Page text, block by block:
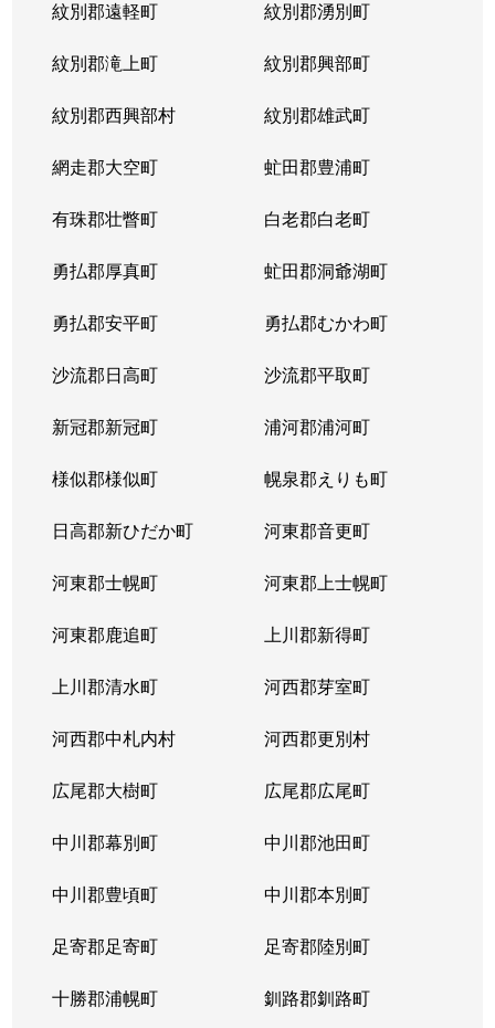
紋別郡遠軽町 紋別郡湧別町
紋別郡滝上町 紋別郡興部町
紋別郡西興部村 紋別郡雄武町
網走郡大空町 虻田郡豊浦町
有珠郡壮瞥町 白老郡白老町
勇払郡厚真町 虻田郡洞爺湖町
勇払郡安平町 勇払郡むかわ町
沙流郡日高町 沙流郡平取町
新冠郡新冠町 浦河郡浦河町
様似郡様似町 幌泉郡えりも町
日高郡新ひだか町 河東郡音更町
河東郡士幌町 河東郡上士幌町
河東郡鹿追町 上川郡新得町
上川郡清水町 河西郡芽室町
河西郡中札内村 河西郡更別村
広尾郡大樹町 広尾郡広尾町
中川郡幕別町 中川郡池田町
中川郡豊頃町 中川郡本別町
足寄郡足寄町 足寄郡陸別町
十勝郡浦幌町 釧路郡釧路町